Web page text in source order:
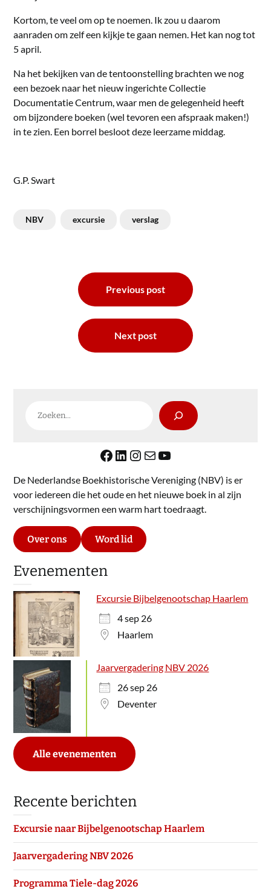
Kortom, te veel om op te noemen. Ik zou u daarom
aanraden om zelf een kijkje te gaan nemen. Het kan nog tot
5 april.
Na het bekijken van de tentoonstelling brachten we nog
een bezoek naar het nieuw ingerichte Collectie
Documentatie Centrum, waar men de gelegenheid heeft
om bijzondere boeken (wel tevoren een afspraak maken!)
in te zien. Een borrel besloot deze leerzame middag.
G.P. Swart
NBV excursie verslag
Previous post
Next post
Facebook
LinkedIn
Instagram
E-mailYouTube
De Nederlandse Boekhistorische Vereniging (NBV) is er
voor iedereen die het oude en het nieuwe boek in al zijn
verschijningsvormen een warm hart toedraagt.
Over ons Word lid
Evenementen
Excursie Bijbelgenootschap Haarlem
4 sep 26
Haarlem
Jaarvergadering NBV 2026
26 sep 26
Deventer
Alle evenementen
Recente berichten
Excursie naar Bijbelgenootschap Haarlem
Jaarvergadering NBV 2026
Programma Tiele-dag 2026